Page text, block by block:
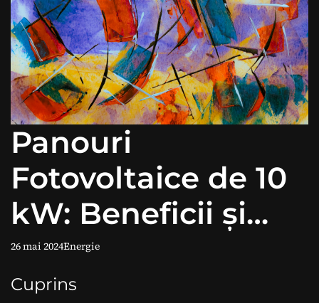
Panouri
Fotovoltaice de 10
kW: Beneficii și
Aplicații Practice
26 mai 2024Energie
Cuprins